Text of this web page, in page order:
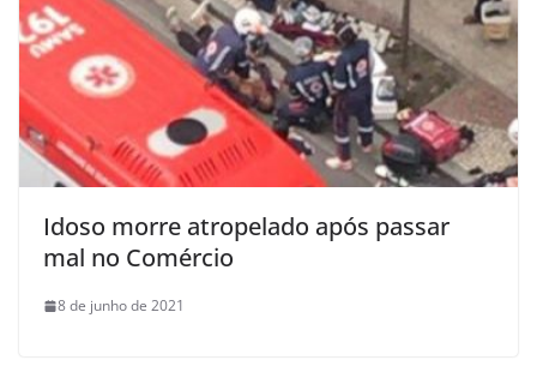
Idoso morre atropelado após passar
mal no Comércio
8 de junho de 2021